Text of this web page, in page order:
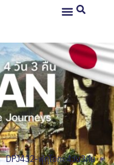
DPJ432-ฟุกุโอกะ 4วัน3คืน